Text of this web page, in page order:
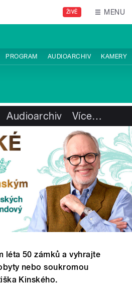
ŽIVĚ MENU
PROGRAM AUDIOARCHIV KAMERY
Audioarchiv Více…
léta 50 zámků a vyhrajte
nebo soukromou
Kinského.